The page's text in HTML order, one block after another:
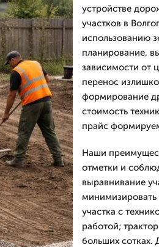
устройстве
участков в
использованию
планирование,
зависимости от
перенос
формирование
стоимость
прайс
Наши
отметки и
выравнивание
минимизировать
участка с
работой;
больших сотках.